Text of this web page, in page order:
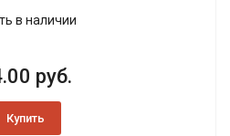
в наличии
руб.
Купить